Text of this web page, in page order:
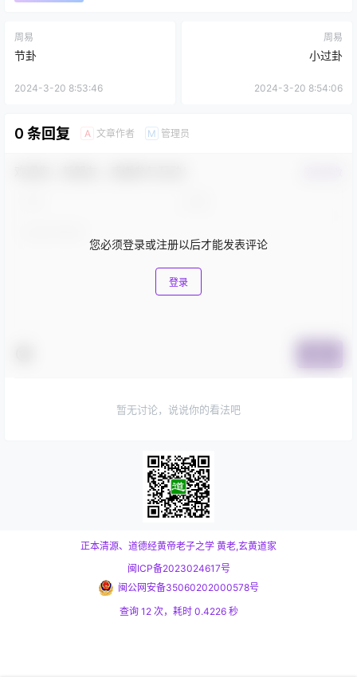
周易
节卦
2024-3-20 8:53:46
周易
小过卦
2024-3-20 8:54:06
0 条回复 A 文章作者 M 管理员
您必须登录或注册以后才能发表评论
登录
暂无讨论，说说你的看法吧
正本清源、道德经黄帝老子之学 黄老,玄黄道家
闽ICP备2023024617号
闽公网安备35060202000578号
查询 12 次，耗时 0.4226 秒